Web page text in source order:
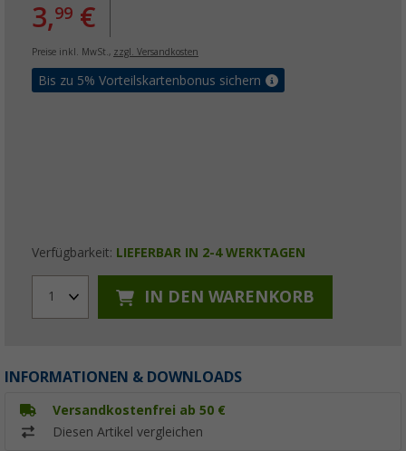
3,99 €
Preise inkl. MwSt., zzgl. Versandkosten
Bis zu 5% Vorteilskartenbonus sichern
Verfügbarkeit: LIEFERBAR IN 2-4 WERKTAGEN
1 IN DEN WARENKORB
INFORMATIONEN & DOWNLOADS
Versandkostenfrei ab 50 €
Diesen Artikel vergleichen